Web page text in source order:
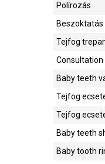
Polírozás
Beszoktatás
Tejfog
Consultation
Baby teeth
Tejfog
Tejfog
Baby teeth
Baby tooth